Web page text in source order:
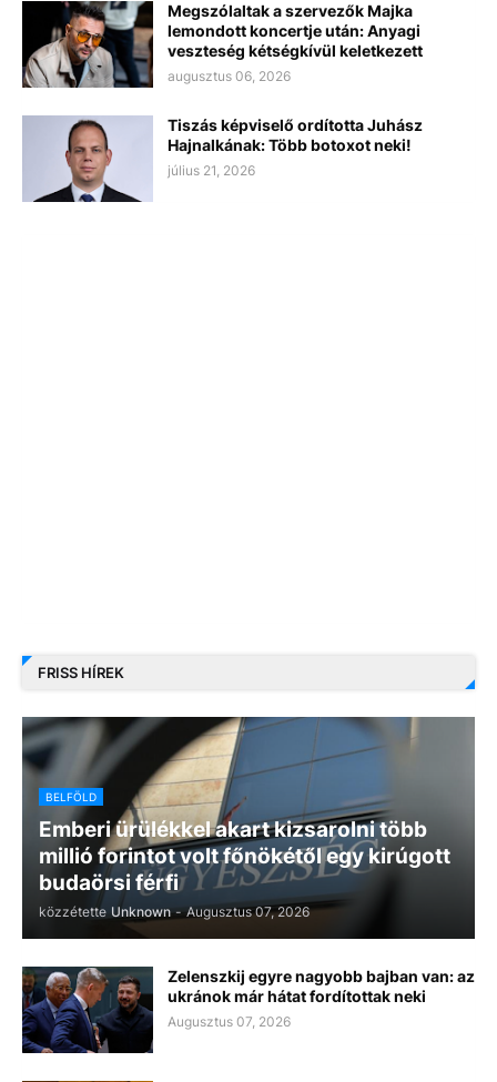
Megszólaltak a szervezők Majka
lemondott koncertje után: Anyagi
veszteség kétségkívül keletkezett
augusztus 06, 2026
Tiszás képviselő ordította Juhász
Hajnalkának: Több botoxot neki!
július 21, 2026
FRISS HÍREK
BELFÖLD
Emberi ürülékkel akart kizsarolni több
millió forintot volt főnökétől egy kirúgott
budaörsi férfi
közzétette Unknown - Augusztus 07, 2026
Zelenszkij egyre nagyobb bajban van: az
ukránok már hátat fordítottak neki
Augusztus 07, 2026